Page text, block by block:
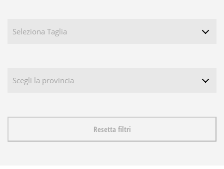
Resetta filtri